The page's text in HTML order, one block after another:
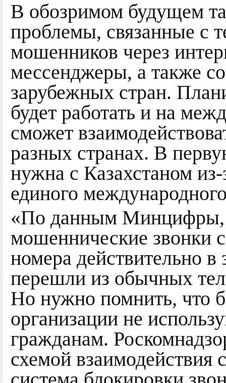
В обозримом будущем
проблемы, связанные с
мошенников через
мессенджеры, а также
зарубежных стран.
будет работать и на
сможет
разных странах. В
нужна с Казахстаном
единого
«По данным Минцифры,
мошеннические звонки
номера действительно в
перешли из обычных
Но нужно помнить, что
организации не
гражданам.
схемой взаимодействия